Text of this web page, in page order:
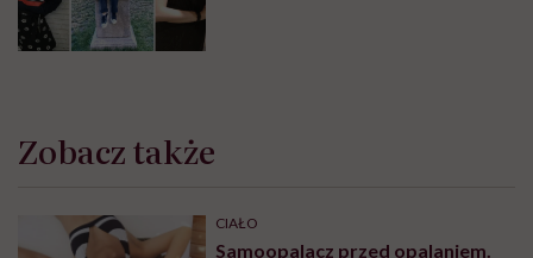
Zobacz także
CIAŁO
Samoopalacz przed opalaniem.